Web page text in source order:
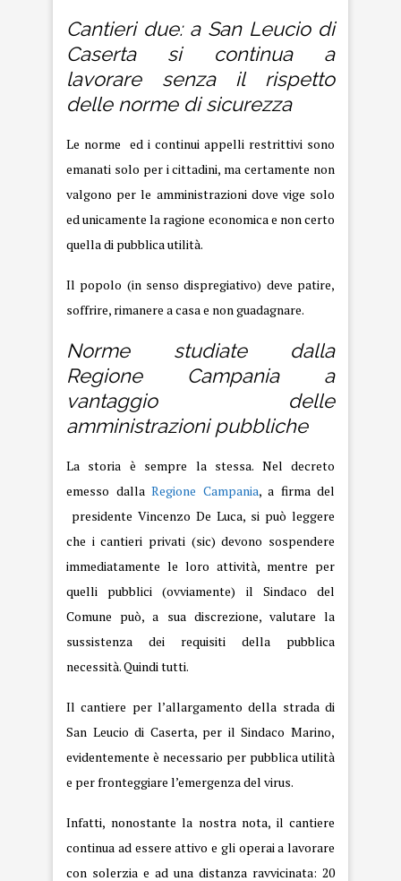
Cantieri due: a San Leucio di
Caserta si continua a
lavorare senza il rispetto
delle norme di sicurezza
Le norme ed i continui appelli restrittivi sono
emanati solo per i cittadini, ma certamente non
valgono per le amministrazioni dove vige solo
ed unicamente la ragione economica e non certo
quella di pubblica utilità.
Il popolo (in senso dispregiativo) deve patire,
soffrire, rimanere a casa e non guadagnare.
Norme studiate dalla
Regione Campania a
vantaggio delle
amministrazioni pubbliche
La storia è sempre la stessa. Nel decreto
emesso dalla Regione Campania, a firma del
presidente Vincenzo De Luca, si può leggere
che i cantieri privati (sic) devono sospendere
immediatamente le loro attività, mentre per
quelli pubblici (ovviamente) il Sindaco del
Comune può, a sua discrezione, valutare la
sussistenza dei requisiti della pubblica
necessità. Quindi tutti.
Il cantiere per l’allargamento della strada di
San Leucio di Caserta, per il Sindaco Marino,
evidentemente è necessario per pubblica utilità
e per fronteggiare l’emergenza del virus.
Infatti, nonostante la nostra nota, il cantiere
continua ad essere attivo e gli operai a lavorare
con solerzia e ad una distanza ravvicinata: 20